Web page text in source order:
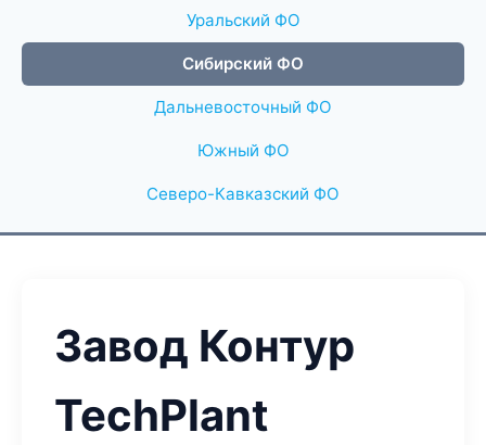
Уральский ФО
Сибирский ФО
Дальневосточный ФО
Южный ФО
Северо-Кавказский ФО
Завод Контур
TechPlant